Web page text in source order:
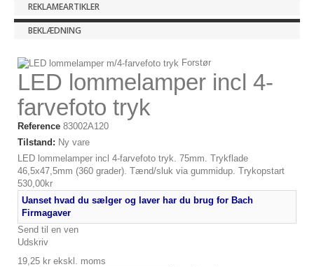
REKLAMEARTIKLER
BEKLÆDNING
Forstør
LED lommelamper incl 4-
farvefoto tryk
Reference 83002A120
Tilstand: Ny vare
LED lommelamper incl 4-farvefoto tryk. 75mm. Trykflade
46,5x47,5mm (360 grader). Tænd/sluk via gummidup. Trykopstart
530,00kr
Uanset hvad du sælger og laver har du brug for Bach
Firmagaver
Send til en ven
Udskriv
19,25 kr ekskl. moms